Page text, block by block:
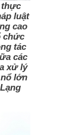
thực
luật
cao
chức
tác
các
xử lý
lớn